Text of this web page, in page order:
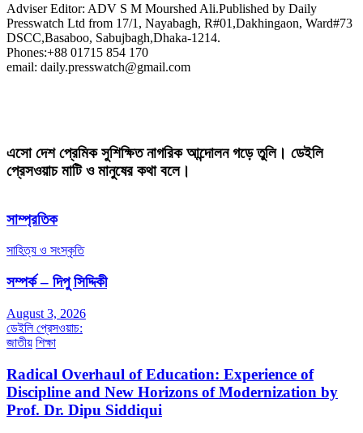
Adviser Editor: ADV S M Mourshed Ali.Published by Daily
Presswatch Ltd from 17/1, Nayabagh, R#01,Dakhingaon, Ward#73
DSCC,Basaboo, Sabujbagh,Dhaka-1214.
Phones:+88 01715 854 170
email: daily.presswatch@gmail.com
এসো দেশ প্রেমিক সুশিক্ষিত নাগরিক আন্দোলন গড়ে তুলি। ডেইলি
প্রেসওয়াচ মাটি ও মানুষের কথা বলে।
সাম্প্রতিক
সাহিত্য ও সংস্কৃতি
সম্পর্ক – দিপু সিদ্দিকী
August 3, 2026
ডেইলি প্রেসওয়াচ:
জাতীয় শিক্ষা
Radical Overhaul of Education: Experience of
Discipline and New Horizons of Modernization by
Prof. Dr. Dipu Siddiqui